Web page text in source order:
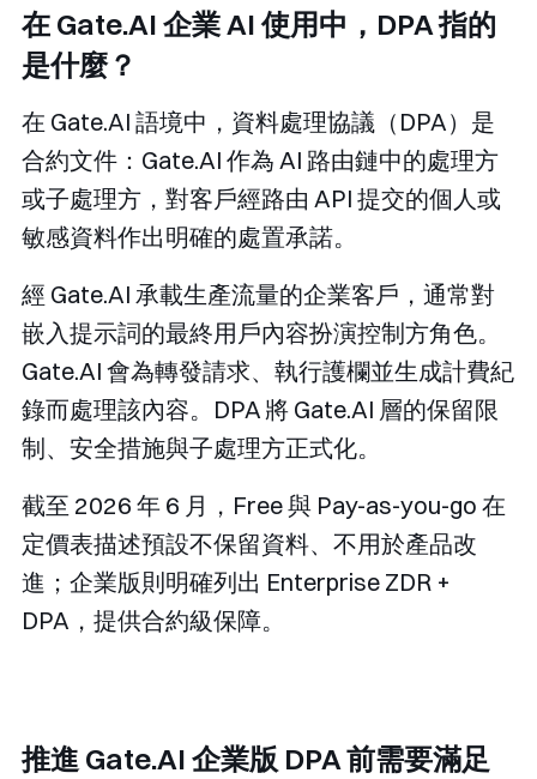
在 Gate.AI 企業 AI 使用中，DPA 指的
是什麼？
在 Gate.AI 語境中，資料處理協議（DPA）是
合約文件：Gate.AI 作為 AI 路由鏈中的處理方
或子處理方，對客戶經路由 API 提交的個人或
敏感資料作出明確的處置承諾。
經 Gate.AI 承載生產流量的企業客戶，通常對
嵌入提示詞的最終用戶內容扮演控制方角色。
Gate.AI 會為轉發請求、執行護欄並生成計費紀
錄而處理該內容。DPA 將 Gate.AI 層的保留限
制、安全措施與子處理方正式化。
截至 2026 年 6 月，Free 與 Pay-as-you-go 在
定價表描述預設不保留資料、不用於產品改
進；企業版則明確列出 Enterprise ZDR +
DPA，提供合約級保障。
推進 Gate.AI 企業版 DPA 前需要滿足